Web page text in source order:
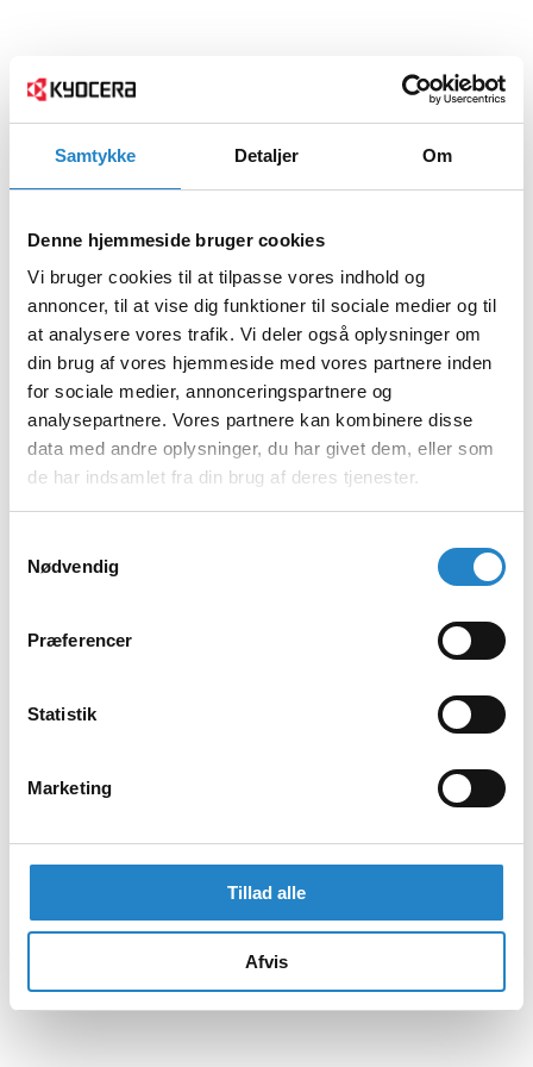
Samtykke Detaljer Om
Denne hjemmeside bruger cookies
Vi bruger cookies til at tilpasse vores indhold og
annoncer, til at vise dig funktioner til sociale medier og til
at analysere vores trafik. Vi deler også oplysninger om
din brug af vores hjemmeside med vores partnere inden
for sociale medier, annonceringspartnere og
analysepartnere. Vores partnere kan kombinere disse
data med andre oplysninger, du har givet dem, eller som
de har indsamlet fra din brug af deres tjenester.
Nødvendig
Præferencer
Statistik
Marketing
Tillad alle
Afvis